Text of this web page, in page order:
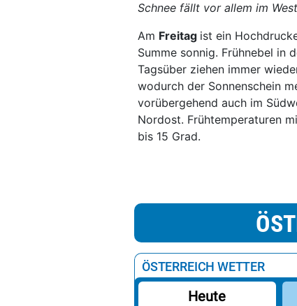
Schnee fällt vor allem im
Am Freitag ist ein
Summe sonnig. Frühnebel in
Tagsüber ziehen immer
wodurch der Sonnenschein
vorübergehend auch im
Nordost. Frühtemperaturen
bis 15 Grad.
ÖSTERREICH WETTER
Heute